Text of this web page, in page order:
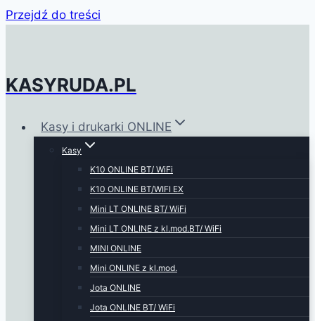
Przejdź do treści
KASYRUDA.PL
Kasy i drukarki ONLINE
Kasy
K10 ONLINE BT/ WiFi
K10 ONLINE BT/WIFI EX
Mini LT ONLINE BT/ WiFi
Mini LT ONLINE z kl.mod.BT/ WiFi
MINI ONLINE
Mini ONLINE z kl.mod.
Jota ONLINE
Jota ONLINE BT/ WiFi